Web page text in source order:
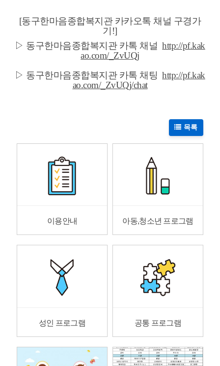
[동구한마음종합복지관 카카오톡 채널 구경가
기!]
▷ 동구한마음종합복지관 카톡 채널http://pf.kak
ao.com/_ZvUQj
▷ 동구한마음종합복지관 카톡 채팅http://pf.kak
ao.com/_ZvUQj/chat
목록
이용안내 아동,청소년 프로그램
성인 프로그램 공통 프로그램